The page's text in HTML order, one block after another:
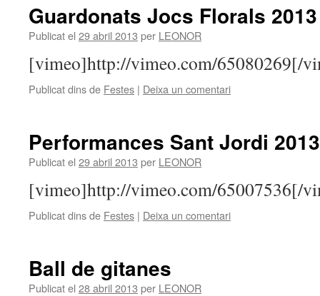
Guardonats Jocs Florals 2013
Publicat el 29 abril 2013 per LEONOR
[vimeo]http://vimeo.com/65080269[/
Publicat dins de Festes | Deixa un comentari
Performances Sant Jordi 2013
Publicat el 29 abril 2013 per LEONOR
[vimeo]http://vimeo.com/65007536[/
Publicat dins de Festes | Deixa un comentari
Ball de gitanes
Publicat el 28 abril 2013 per LEONOR